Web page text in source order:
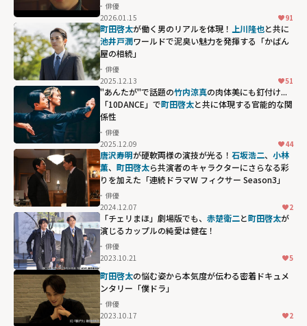
町田啓太が
「10DANCE」で
見せたダンス以
上に光る多彩な
表現力"
width="304"
height="203"
loading="lazy"
fetchpriority="h
igh">
俳優
2026.01.15
91
町田啓太が働く男のリアルを体現！ 上川隆也と共に
池井戸潤ワールドで泥臭い魅力を発揮する「かばん
屋の相続」
俳優
2025.12.13
51
竹内涼真の肉体
美にも釘付け...
「10DANCE」で
町田啓太と共に
体現する官能的
な関係性"
width="304"
height="203"
loading="lazy"
fetchpriority="h
igh">
"あんたが"で話題の竹内涼真の肉体美にも釘付け...
「10DANCE」で町田啓太と共に体現する官能的な関
係性
俳優
2025.12.09
44
唐沢寿明が硬軟両様の演技が光る！ 石坂浩二、 小林
薫、 町田啓太ら共演者のキャラクターにさらなる彩
りを加えた「連続ドラマW フィクサー Season3」
俳優
2024.12.07
2
「チェリまほ」劇場版でも、 赤楚衛二と町田啓太が
演じるカップルの純愛は健在！
俳優
2023.10.21
5
町田啓太の悩む姿から本気度が伝わる密着ドキュメ
ンタリー「僕ドラ」
俳優
2023.10.17
2